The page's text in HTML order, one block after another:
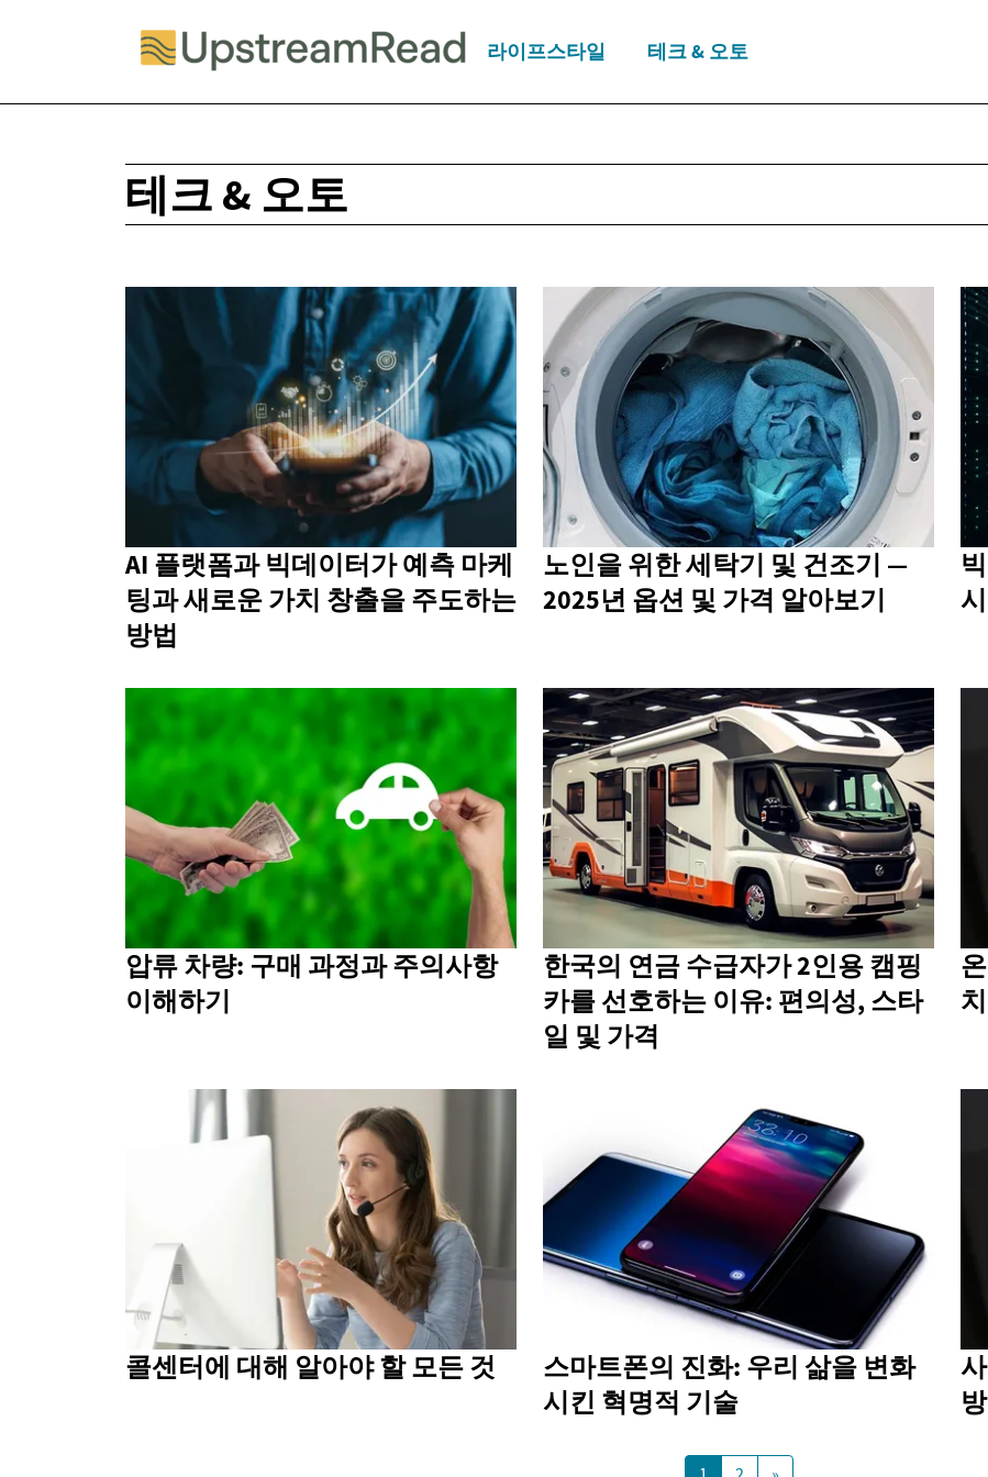
라이프스타일 테크 & 오토
테크 & 오토
AI 플랫폼과 빅데이터가 예측 마케
팅과 새로운 가치 창출을 주도하는
방법
노인을 위한 세탁기 및 건조기 —
2025년 옵션 및 가격 알아보기
압류 차량: 구매 과정과 주의사항
이해하기
한국의 연금 수급자가 2인용 캠핑
카를 선호하는 이유: 편의성, 스타
일 및 가격
콜센터에 대해 알아야 할 모든 것
스마트폰의 진화: 우리 삶을 변화
시킨 혁명적 기술